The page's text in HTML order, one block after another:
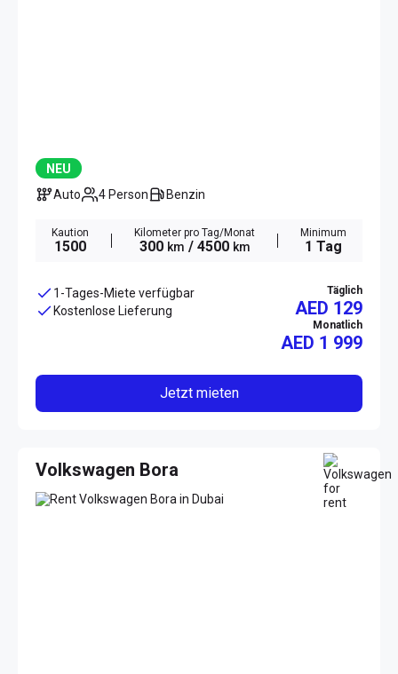
NEU
Auto
4 Person Benzin
Kaution
1500
Kilometer pro Tag/Monat
300 km / 4500 km
Minimum
1 Tag
1-Tages-Miete verfügbar
Kostenlose Lieferung
Täglich
AED 129
Monatlich
AED 1 999
Jetzt mieten
Volkswagen Bora